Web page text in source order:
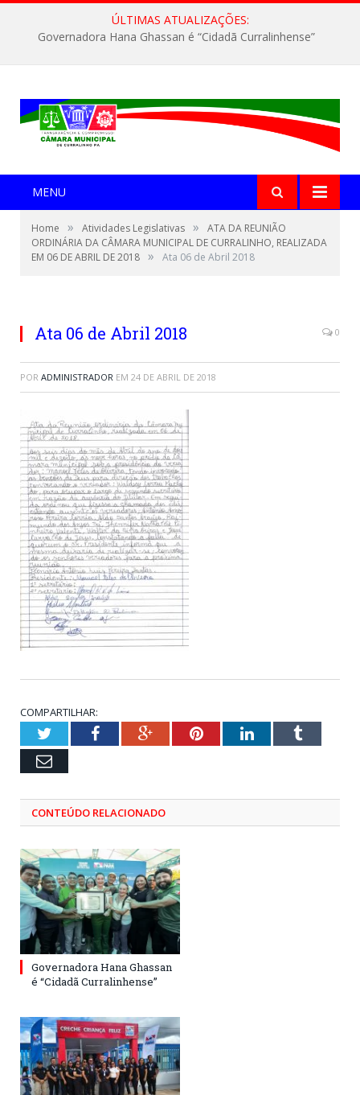
ÚLTIMAS ATUALIZAÇÕES:
Governadora Hana Ghassan é “Cidadã Curralinhense”
MENU
Home » Atividades Legislativas »
ATA DA REUNIÃO
ORDINÁRIA DA CÂMARA MUNICIPAL DE CURRALINHO, REALIZADA
EM 06 DE ABRIL DE 2018 » Ata 06 de Abril 2018
Ata 06 de Abril 2018 0
POR ADMINISTRADOR EM 24 DE ABRIL DE 2018
COMPARTILHAR:
TwitterFacebookGoogle+PinterestLinkedInTumblr
Email
CONTEÚDO RELACIONADO
Governadora Hana Ghassan
é “Cidadã Curralinhense”